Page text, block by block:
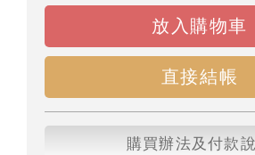
放入購物車
直接結帳
購買辦法及付款